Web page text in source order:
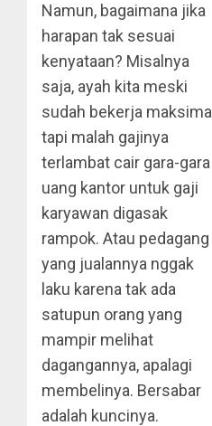
Namun, bagaimana jika
harapan tak sesuai
kenyataan? Misalnya
saja, ayah kita meski
sudah bekerja maksimal
tapi malah gajinya
terlambat cair gara-gara
uang kantor untuk gaji
karyawan digasak
rampok. Atau pedagang
yang jualannya nggak
laku karena tak ada
satupun orang yang
mampir melihat
dagangannya, apalagi
membelinya. Bersabar
adalah kuncinya.